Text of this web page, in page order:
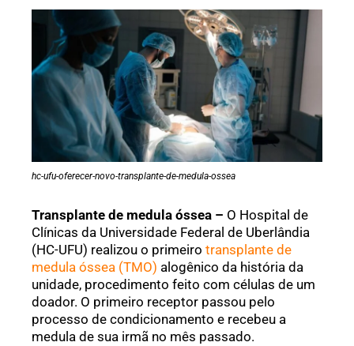
hc-ufu-oferecer-novo-transplante-de-medula-ossea
Transplante de medula óssea – O Hospital de
Clínicas da Universidade Federal de Uberlândia
(HC-UFU) realizou o primeiro transplante de
medula óssea (TMO) alogênico da história da
unidade, procedimento feito com células de um
doador. O primeiro receptor passou pelo
processo de condicionamento e recebeu a
medula de sua irmã no mês passado.